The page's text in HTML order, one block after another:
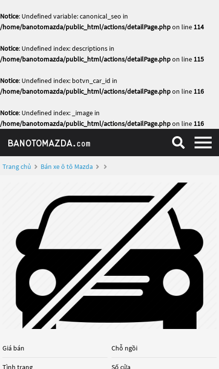
Notice: Undefined variable: canonical_seo in
/home/banotomazda/public_html/actions/detailPage.phpon line 114
Notice: Undefined index: descriptions in
/home/banotomazda/public_html/actions/detailPage.phpon line 115
Notice: Undefined index: botvn_car_id in
/home/banotomazda/public_html/actions/detailPage.phpon line 116
Notice: Undefined index: _image in
/home/banotomazda/public_html/actions/detailPage.phpon line 116
Trang chủ Bán xe ô tô Mazda
Giá bán
Tình trạng
Chỗ ngồi
Số cửa